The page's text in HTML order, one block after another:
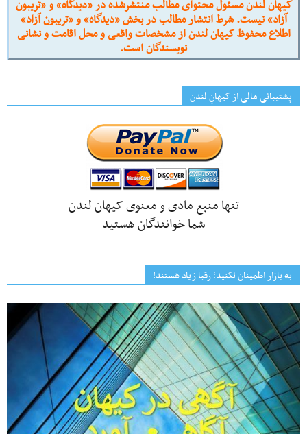
کیهان لندن مسئول محتوای مطالب منتشرشده در «دیدگاه» و «تریبون
آزاد» نیست. شرط انتشار مطالب در بخش «دیدگاه» و «تریبون آزاد»
اطلاع محفوظ کیهان لندن از مشخصات واقعی و محل اقامت و نشانی
نویسندگان است.
پشتیبانی مالی از کیهانِ لندن
تنها منبع مادی و معنوی کیهان لندن
شما خوانندگان هستید
به بازار اطمینان نکنید؛ رقبا زیاد هستند!